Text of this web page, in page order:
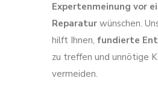
Expertenmeinung vor
Reparaturwünschen.
hilft Ihnen, fundierte
zu treffen und unnötige
vermeiden.